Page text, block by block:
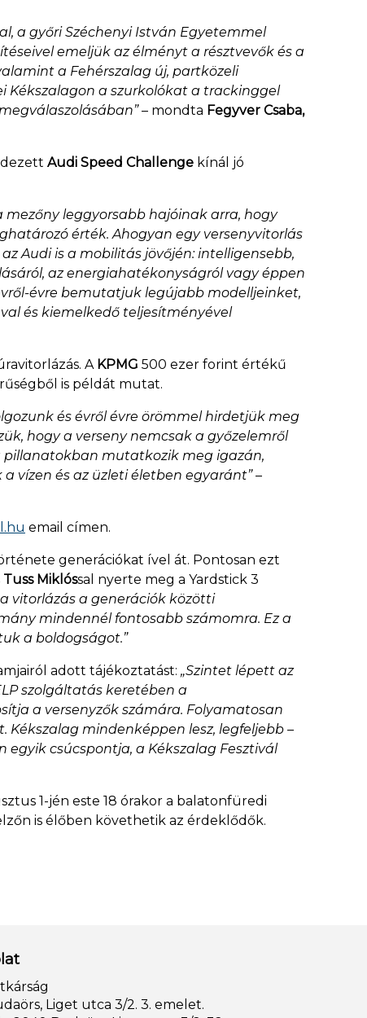
a győri Széchenyi István Egyetemmel
emeljük az élményt a résztvevők és a
a Fehérszalag új, partközeli
Kékszalagon a szurkolókat a trackinggel
– mondta Fegyver Csaba,
Audi Speed Challenge kínál jó
leggyorsabb hajóinak arra, hogy
érték. Ahogyan egy versenyvitorlás
Audi is a mobilitás jövőjén: intelligensebb,
az energiahatékonyságról vagy éppen
évre bemutatjuk legújabb modelljeinket,
és kiemelkedő teljesítményével
A KPMG 500 ezer forint értékű
is példát mutat.
és évről évre örömmel hirdetjük meg
hogy a verseny nemcsak a győzelemről
pillanatokban mutatkozik meg igazán,
vízen és az üzleti életben egyaránt”–
email címen.
generációkat ível át. Pontosan ezt
Tuss Miklóssal nyerte meg a Yardstick 3
vitorlázás a generációk közötti
mindennél fontosabb számomra. Ez a
a boldogságot.”
adott tájékoztatást: „Szintet lépett az
szolgáltatás keretében a
a versenyzők számára. Folyamatosan
Kékszalag mindenképpen lesz, legfeljebb –
csúcspontja, a Kékszalag Fesztivál
1-jén este 18 órakor a balatonfüredi
is élőben követhetik az érdeklődők.
Liget utca 3/2. 3. emelet.